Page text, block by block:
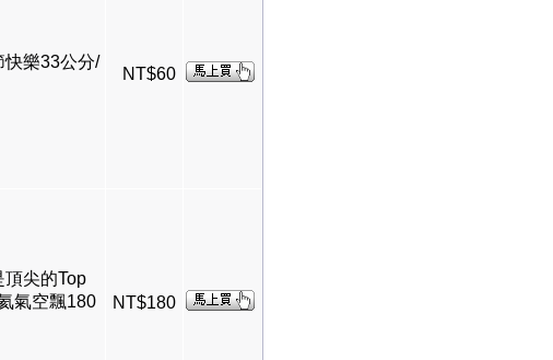
快樂33公分/
NT$60
尖的Top
氣空飄180
NT$180